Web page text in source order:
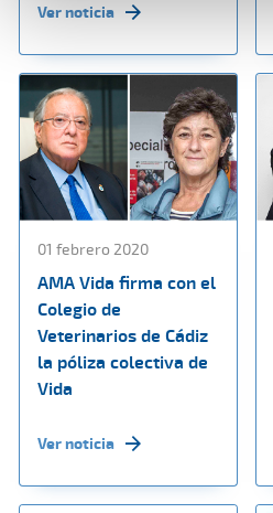
Ver noticia
01 febrero 2020
AMA Vida firma con el
Colegio de
Veterinarios de Cádiz
la póliza colectiva de
Vida
Ver noticia